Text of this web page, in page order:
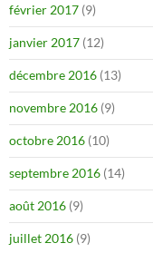
février 2017 (9)
janvier 2017 (12)
décembre 2016 (13)
novembre 2016 (9)
octobre 2016 (10)
septembre 2016 (14)
août 2016 (9)
juillet 2016 (9)